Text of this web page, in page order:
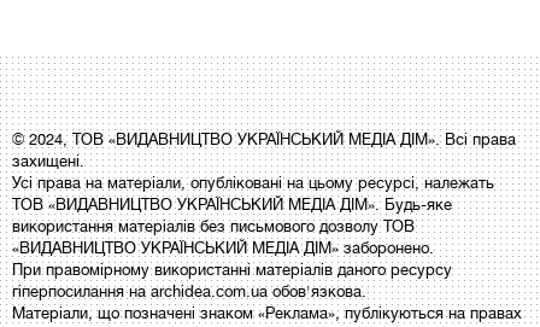
© 2024, ТОВ «ВИДАВНИЦТВО УКРАЇНСЬКИЙ МЕДІА ДІМ». Всі права
захищені.
Усі права на матеріали, опубліковані на цьому ресурсі, належать
ТОВ «ВИДАВНИЦТВО УКРАЇНСЬКИЙ МЕДІА ДІМ». Будь-яке
використання матеріалів без письмового дозволу ТОВ
«ВИДАВНИЦТВО УКРАЇНСЬКИЙ МЕДІА ДІМ» заборонено.
При правомірному використанні матеріалів даного ресурсу
гіперпосилання на archidea.com.ua обов'язкова.
Матеріали, що позначені знаком «Реклама», публікуються на правах